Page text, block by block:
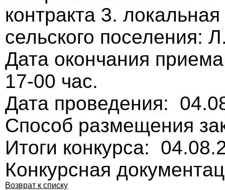
контракта 3.
сельского поселения:
Дата окончания
17-00 час.
Дата проведения:
Способ размещения
Итоги конкурса:
Конкурсная
Возврат к списку